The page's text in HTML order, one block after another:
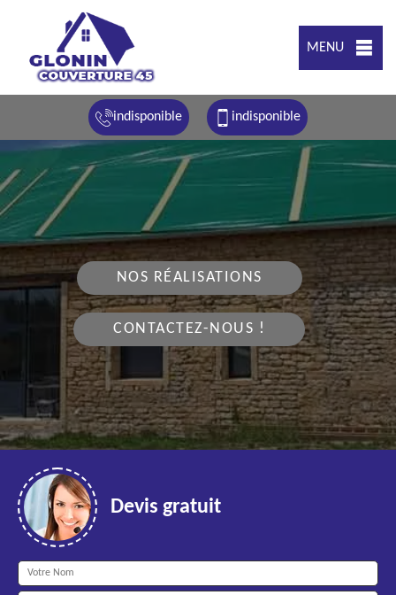
MENU
indisponible indisponible
NOS RÉALISATIONS
CONTACTEZ-NOUS !
Devis gratuit